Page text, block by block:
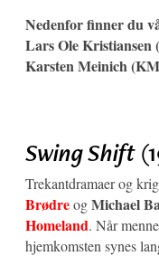
Nedenfor finner du
Lars Ole
Karsten Meinich
Swing Shift
Trekantdramaer og
BrødreogMichael
Homeland. Når
hjemkomsten synes